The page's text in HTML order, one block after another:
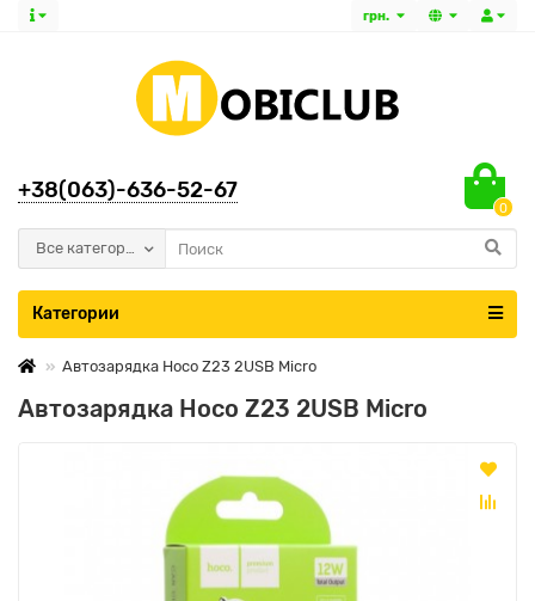
грн.
+38(063)-636-52-67
0
Все категории
Категории
Автозарядка Hoco Z23 2USB Micro
Автозарядка Hoco Z23 2USB Micro